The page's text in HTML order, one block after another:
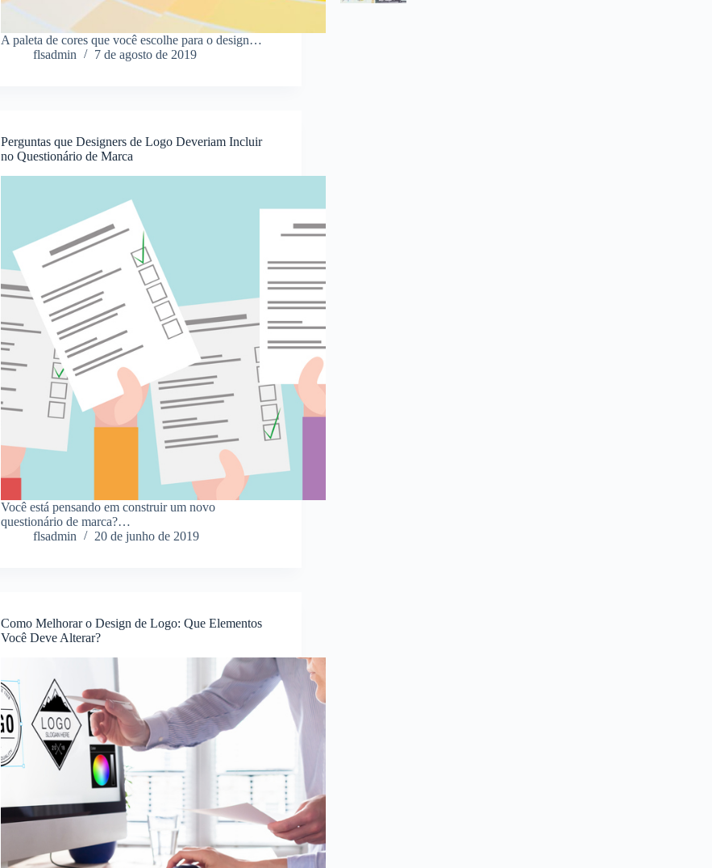
A paleta de cores que você escolhe para o design…
flsadmin
7 de agosto de 2019
Perguntas que Designers de Logo Deveriam Incluir
no Questionário de Marca
Você está pensando em construir um novo
questionário de marca?…
flsadmin
20 de junho de 2019
Como Melhorar o Design de Logo: Que Elementos
Você Deve Alterar?